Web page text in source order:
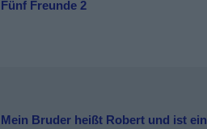
Fünf Freunde 2
Mein Bruder heißt Robert und ist ein